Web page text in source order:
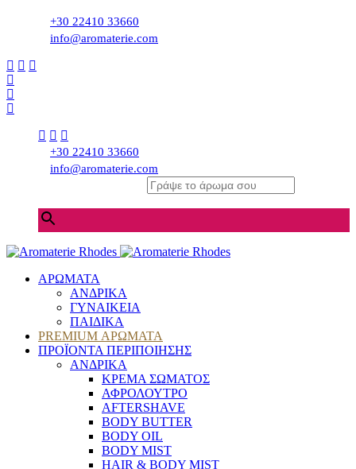
+30 22410 33660
info@aromaterie.com
+30 22410 33660
info@aromaterie.com
ΑΡΩΜΑΤΑ
ΑΝΔΡΙΚΑ
ΓΥΝΑΙΚΕΙΑ
ΠΑΙΔΙΚΑ
PREMIUM ΑΡΩΜΑΤΑ
ΠΡΟΪΟΝΤΑ ΠΕΡΙΠΟΙΗΣΗΣ
ΑΝΔΡΙΚΑ
ΚΡΕΜΑ ΣΩΜΑΤΟΣ
ΑΦΡΟΛΟΥΤΡΟ
AFTERSHAVE
BODY BUTTER
BODY OIL
BODY MIST
HAIR & BODY MIST